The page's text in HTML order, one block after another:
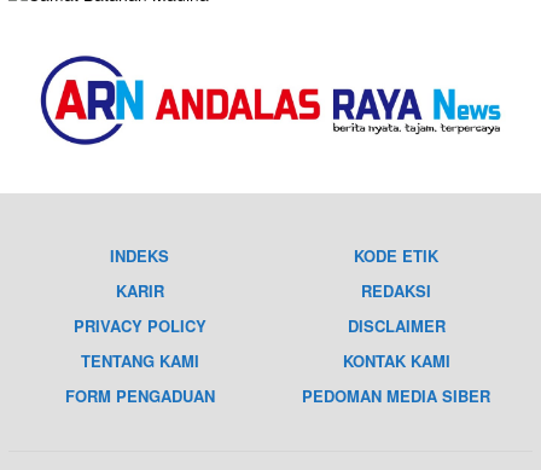
INDEKS
KODE ETIK
KARIR
REDAKSI
PRIVACY POLICY
DISCLAIMER
TENTANG KAMI
KONTAK KAMI
FORM PENGADUAN
PEDOMAN MEDIA SIBER